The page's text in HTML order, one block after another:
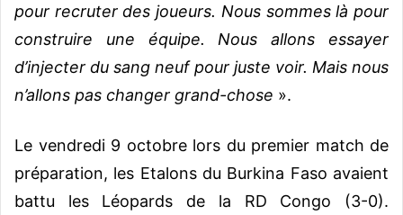
pour recruter des joueurs. Nous sommes là pour
construire une équipe. Nous allons essayer
d’injecter du sang neuf pour juste voir. Mais nous
n’allons pas changer grand-chose ».
Le vendredi 9 octobre lors du premier match de
préparation, les Etalons du Burkina Faso avaient
battu les Léopards de la RD Congo (3-0).